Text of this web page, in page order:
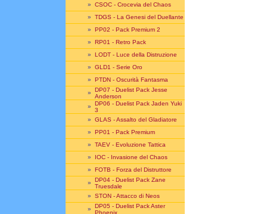
» CSOC - Crocevia del Chaos
» TDGS - La Genesi del Duellante
» PP02 - Pack Premium 2
» RP01 - Retro Pack
» LODT - Luce della Distruzione
» GLD1 - Serie Oro
» PTDN - Oscurità Fantasma
» DP07 - Duelist Pack Jesse
Anderson
» DP06 - Duelist Pack Jaden Yuki
3
» GLAS - Assalto del Gladiatore
» PP01 - Pack Premium
» TAEV - Evoluzione Tattica
» IOC - Invasione del Chaos
» FOTB - Forza del Distruttore
» DP04 - Duelist Pack Zane
Truesdale
» STON - Attacco di Neos
» DP05 - Duelist Pack Aster
Phoenix